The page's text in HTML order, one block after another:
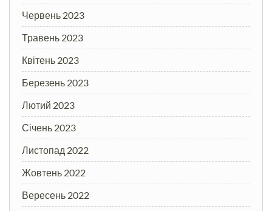
Червень 2023
Травень 2023
Квітень 2023
Березень 2023
Лютий 2023
Січень 2023
Листопад 2022
Жовтень 2022
Вересень 2022